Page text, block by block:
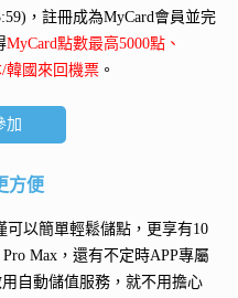
，註冊成為MyCard會員並完
MyCard點數最高5000點、
/韓國來回機票 。
加
方便
可以簡單輕鬆儲點，更享有10
Pro Max ，還有不定時APP專屬
用自動儲值服務 ，就不用擔心